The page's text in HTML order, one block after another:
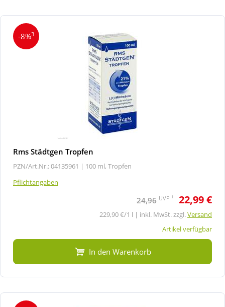
-8%3
Rms Städtgen Tropfen
PZN/Art.Nr.: 04135961 | 100 ml, Tropfen
Pflichtangaben
24,96 UVP 1 22,99 €
229,90 €/1 l | inkl. MwSt. zzgl.Versand
Artikel verfügbar
In den Warenkorb